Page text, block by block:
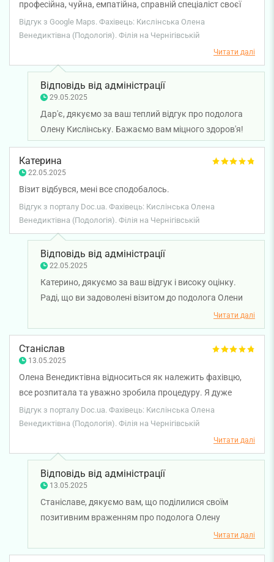
професійна, чуйна, емпатійна, справній спеціаліст своєї
справи. Дуже рекомендую.
Відгук з Google Maps. Фахівець: Кислінська Олена
Венедиктівна (Подологія). Філія на Чернігівській
Читати далі
Відповідь від адміністрації
29.05.2025
Дар'є, дякуємо за ваш теплий відгук про подолога
Олену Кислінську. Бажаємо вам міцного здоров'я!
Катерина
22.05.2025
Візит відбувся, мені все сподобалось.
Відгук з порталу Doc.ua. Фахівець: Кислінська Олена
Венедиктівна (Подологія). Філія на Чернігівській
Відповідь від адміністрації
22.05.2025
Катерино, дякуємо за ваш відгук і високу оцінку.
Раді, що ви задоволені візитом до подолога Олени
Кислінської. Бажаємо вам міцного здоров'я!Читати далі
Станіслав
13.05.2025
Олена Венедиктівна відноситься як належить фахівцю,
все розпитала та уважно зробила процедуру. Я дуже
задоволений візитом.
Відгук з порталу Doc.ua. Фахівець: Кислінська Олена
Венедиктівна (Подологія). Філія на Чернігівській
Читати далі
Відповідь від адміністрації
13.05.2025
Станіславе, дякуємо вам, що поділилися своїм
позитивним враженням про подолога Олену
Кислінську. Бажаємо вам міцного здоров'я!Читати далі